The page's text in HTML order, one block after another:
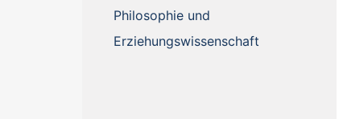
Philosophie und
Erziehungswissenschaft